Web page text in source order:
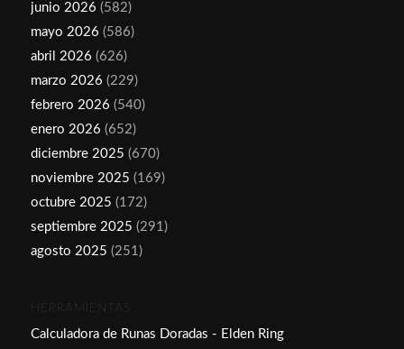
junio 2026 (582)
mayo 2026 (586)
abril 2026 (626)
marzo 2026 (229)
febrero 2026 (540)
enero 2026 (652)
diciembre 2025 (670)
noviembre 2025 (169)
octubre 2025 (172)
septiembre 2025 (291)
agosto 2025 (251)
HERRAMIENTAS
Calculadora de Runas Doradas - Elden Ring